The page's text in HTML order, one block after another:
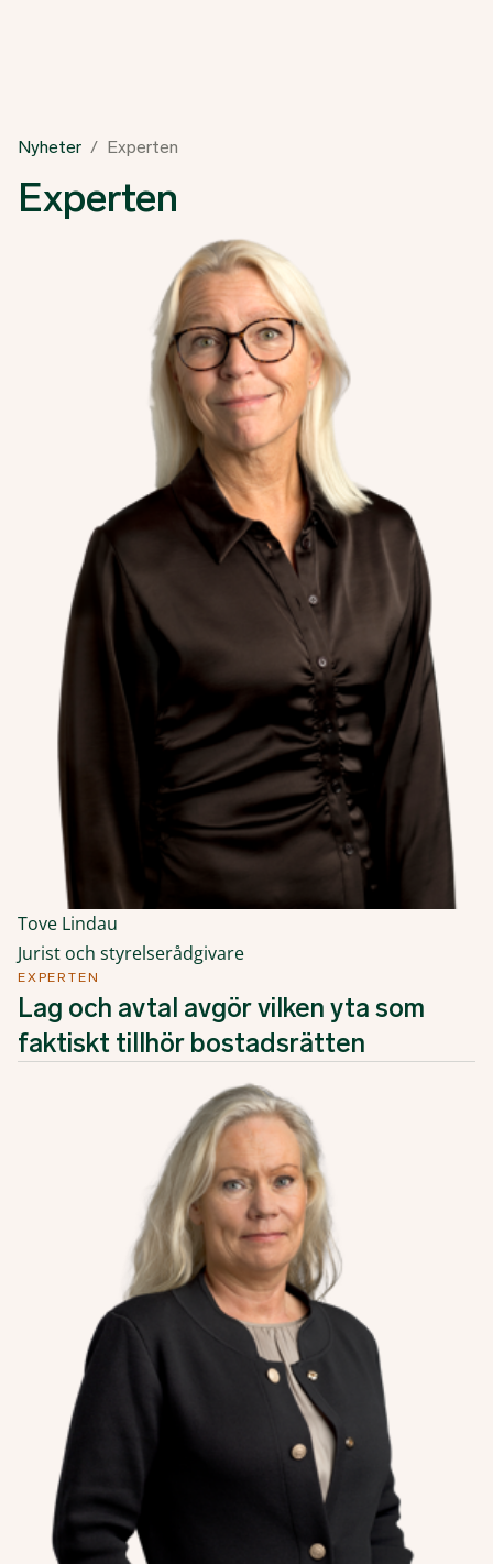
Nyheter Experten
Experten
Tove Lindau
Jurist och styrelserådgivare
EXPERTEN
Lag och avtal avgör vilken yta som
faktiskt tillhör bostadsrätten